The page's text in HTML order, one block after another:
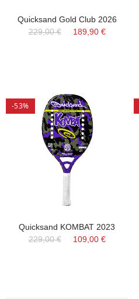
Quicksand Gold Club 2026
229,00 €
189,90 €
-53%
Quicksand KOMBAT 2023
229,00 €
109,00 €